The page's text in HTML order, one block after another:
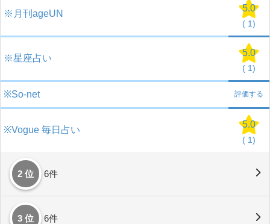
※月刊ageUN
5.0
( 1)
※星座占い
5.0
( 1)
※So-net 評価する
※Vogue 毎日占い
5.0
( 1)
2 位 6件
3 位 6件